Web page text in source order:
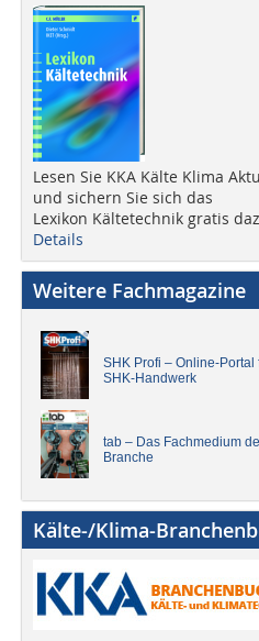
Lesen Sie KKA Kälte Klima
und sichern Sie sich das
Lexikon Kältetechnik gratis
Details
Weitere Fachmagazine
SHK Profi – Online-Portal
SHK-Handwerk
tab – Das Fachmedium
Branche
Kälte-/Klima-